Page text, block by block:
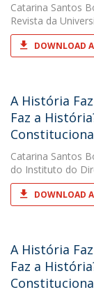
Catarina Santos
Revista da
DOWNLOAD
A História
Faz a
Catarina Santos
do Instituto do
DOWNLOAD
A História
Faz a